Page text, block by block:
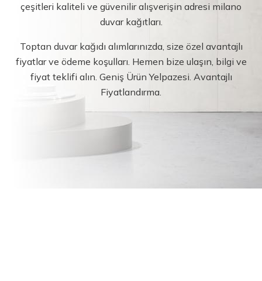
çeşitleri kaliteli ve güvenilir alışverişin adresi milano
duvar kağıtları.
Toptan duvar kağıdı alımlarınızda, size özel avantajlı
fiyatlar ve ödeme koşulları. Hemen bize ulaşın, bilgi ve
fiyat teklifi alın. Geniş Ürün Yelpazesi. Avantajlı
Fiyatlandırma.